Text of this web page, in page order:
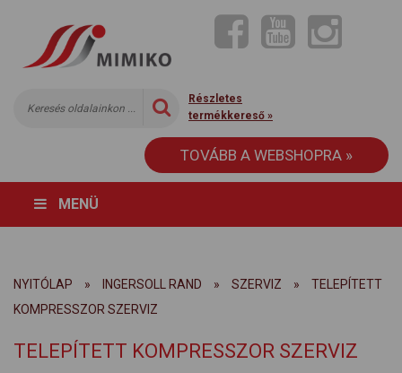
Részletes
termékkereső »
TOVÁBB A WEBSHOPRA »
MENÜ
NYITÓLAP » INGERSOLL RAND » SZERVIZ »
TELEPÍTETT
KOMPRESSZOR SZERVIZ
TELEPÍTETT KOMPRESSZOR SZERVIZ